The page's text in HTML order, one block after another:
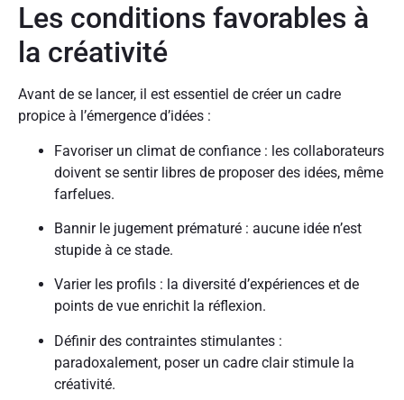
Les conditions favorables à
la créativité
Avant de se lancer, il est essentiel de créer un cadre
propice à l’émergence d’idées :
Favoriser un climat de confiance : les collaborateurs
doivent se sentir libres de proposer des idées, même
farfelues.
Bannir le jugement prématuré : aucune idée n’est
stupide à ce stade.
Varier les profils : la diversité d’expériences et de
points de vue enrichit la réflexion.
Définir des contraintes stimulantes :
paradoxalement, poser un cadre clair stimule la
créativité.